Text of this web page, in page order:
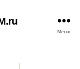
Меню